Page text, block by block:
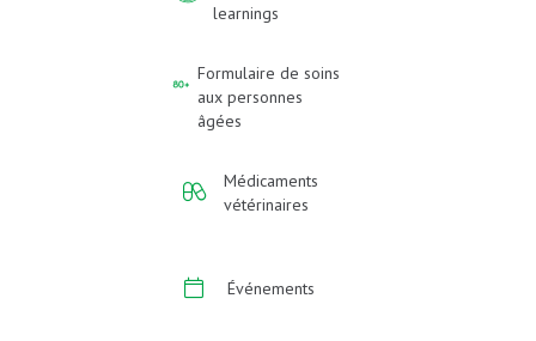
learnings
Formulaire de soins
aux personnes
âgées
Médicaments
vétérinaires
Événements